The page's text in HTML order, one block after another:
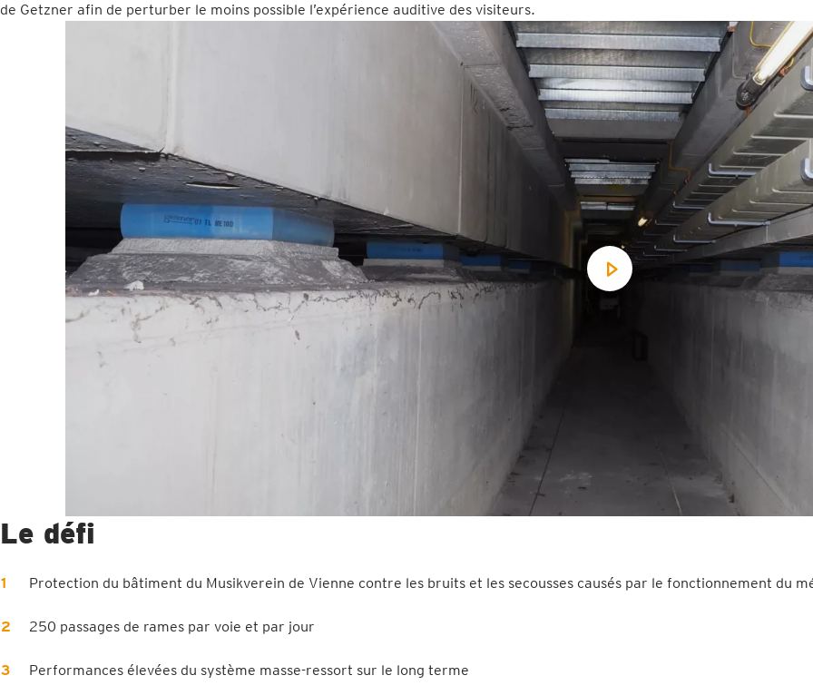
de Getzner afin de perturber le moins possible l’expérience auditive des visiteurs.
Le défi
Protection du bâtiment du Musikverein de Vienne contre les bruits et les secousses causés par le fonctionnement du
250 passages de rames par voie et par jour
Performances élevées du système masse-ressort sur le long terme